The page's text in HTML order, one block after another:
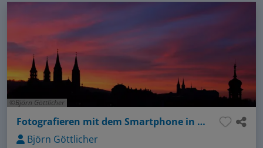
Björn Göttlicher
Fotografieren mit dem Smartphone in Bamberg
Björn Göttlicher